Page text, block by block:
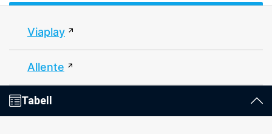
Viaplay
Allente
Tabell